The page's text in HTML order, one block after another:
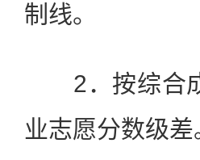
制线。
2．按综合成
业志愿分数级